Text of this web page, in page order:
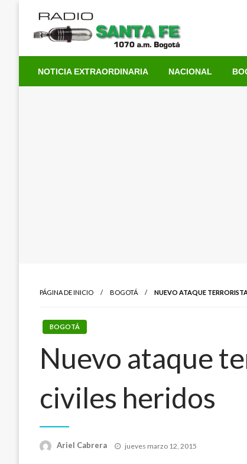
contenido
NOTICIA EXTRAORDINARIA NACIONAL
PÁGINA DE INICIO BOGOTÁ NUEVO ATAQUE
BOGOTÁ
Nuevo ataque
civiles heridos
Ariel Cabrera
Publicado
jueves marzo 12, 2015